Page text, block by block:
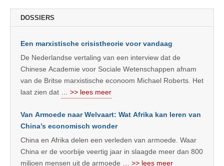
DOSSIERS
Een marxistische crisistheorie voor vandaag
De Nederlandse vertaling van een interview dat de
Chinese Academie voor Sociale Wetenschappen afnam
van de Britse marxistische econoom Michael Roberts. Het
laat zien dat
… >> lees meer
Van Armoede naar Welvaart: Wat Afrika kan leren van
China’s economisch wonder
China en Afrika delen een verleden van armoede. Waar
China er de voorbije veertig jaar in slaagde meer dan 800
miljoen mensen uit de armoede
… >> lees meer